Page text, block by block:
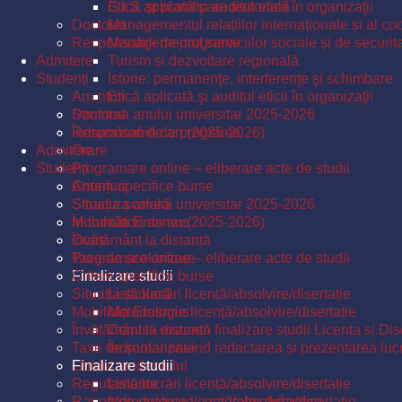
Etică aplicată şi auditul eticii în organizaţii
Doctorat
Responsabili de programe
Admitere
Studenți
Anunțuri
Structura anului universitar 2025-2026
Îndrumători de an (2025-2026)
Orare
Programare online – eliberare acte de studii
Criterii specifice burse
Situația școlară
Mobilități Erasmus
Învățământ la distanță
Taxe de școlarizare
Finalizare studii
Listă lucrări licență/absolvire/disertație
Metodologie licență/absolvire/disertație
Comisii examen finalizare studii Licenta si
Îndrumar privind redactarea și prezentarea
Ghidul studentului
Regulamente
G.I.S. și planificare teritorială
Managementul relațiilor internaționale și al
Managementul serviciilor sociale și de
Turism și dezvoltare regională
Istorie: permanenţe, interferenţe şi schimbare
Etică aplicată şi auditul eticii în organizaţii
Doctorat
Responsabili de programe
Admitere
Studenți
Anunțuri
Structura anului universitar 2025-2026
Îndrumători de an (2025-2026)
Orare
Programare online – eliberare acte de studii
Criterii specifice burse
Situația școlară
Mobilități Erasmus
Învățământ la distanță
Taxe de școlarizare
Finalizare studii
Listă lucrări licență/absolvire/disertație